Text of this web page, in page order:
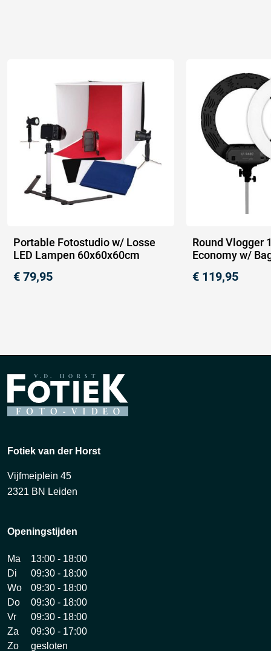
Portable Fotostudio w/ Losse
LED Lampen 60x60x60cm
€ 79,95
Round Vlogger
Economy w/
€ 119,95
Fotiek van der Horst
Vijfmeiplein 45
2321 BN Leiden
Openingstijden
Ma
13:00 - 18:00
Di
09:30 - 18:00
Wo
09:30 - 18:00
Do
09:30 - 18:00
Vr
09:30 - 18:00
Za
09:30 - 17:00
Zo
gesloten